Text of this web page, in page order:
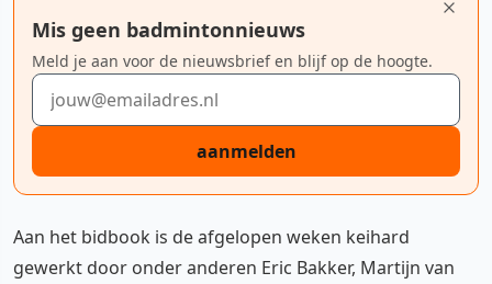
Mis geen badmintonnieuws
Meld je aan voor de nieuwsbrief en blijf op de hoogte.
E-mailadres
aanmelden
Aan het bidbook is de afgelopen weken keihard
gewerkt door onder anderen Eric Bakker, Martijn van